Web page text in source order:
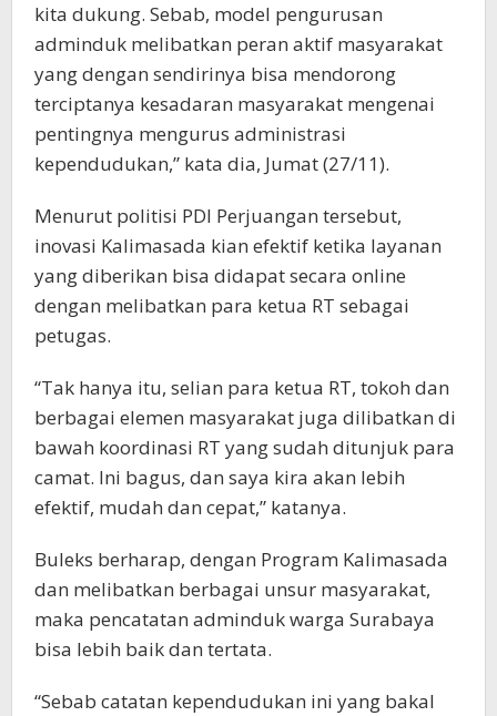
kita dukung. Sebab, model pengurusan
adminduk melibatkan peran aktif masyarakat
yang dengan sendirinya bisa mendorong
terciptanya kesadaran masyarakat mengenai
pentingnya mengurus administrasi
kependudukan,” kata dia, Jumat (27/11).
Menurut politisi PDI Perjuangan tersebut,
inovasi Kalimasada kian efektif ketika layanan
yang diberikan bisa didapat secara online
dengan melibatkan para ketua RT sebagai
petugas.
“Tak hanya itu, selian para ketua RT, tokoh dan
berbagai elemen masyarakat juga dilibatkan di
bawah koordinasi RT yang sudah ditunjuk para
camat. Ini bagus, dan saya kira akan lebih
efektif, mudah dan cepat,” katanya.
Buleks berharap, dengan Program Kalimasada
dan melibatkan berbagai unsur masyarakat,
maka pencatatan adminduk warga Surabaya
bisa lebih baik dan tertata.
“Sebab catatan kependudukan ini yang bakal